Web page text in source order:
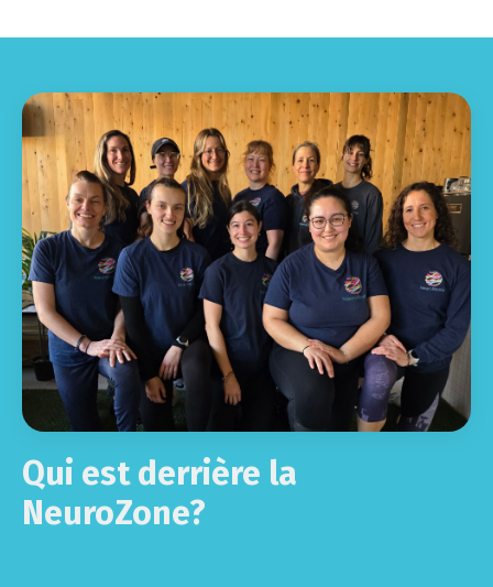
Qui est derrière la
NeuroZone?